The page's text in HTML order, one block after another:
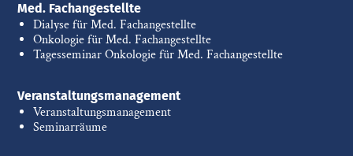
Med. Fachangestellte
Dialyse für Med. Fachangestellte
Onkologie für Med. Fachangestellte
Tagesseminar Onkologie für Med. Fachangestellte
Veranstaltungsmanagement
Veranstaltungsmanagement
Seminarräume